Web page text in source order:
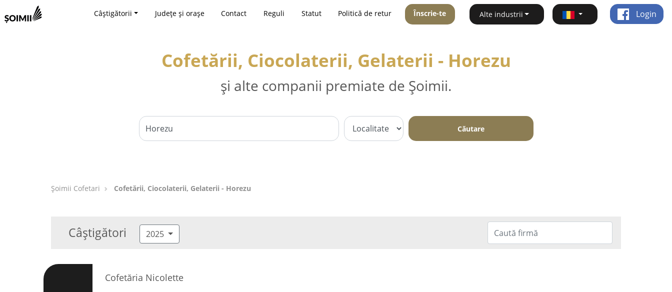
Câștigătorii Județe și orașe Contact Reguli Statut Politică de retur Înscrie-te Alte industrii Login
Cofetării, Ciocolaterii, Gelaterii - Horezu
și alte companii premiate de Șoimii.
Căutare
Șoimii Cofetari Cofetării, Ciocolaterii, Gelaterii - Horezu
Câștigători 2025
Cofetăria Nicolette